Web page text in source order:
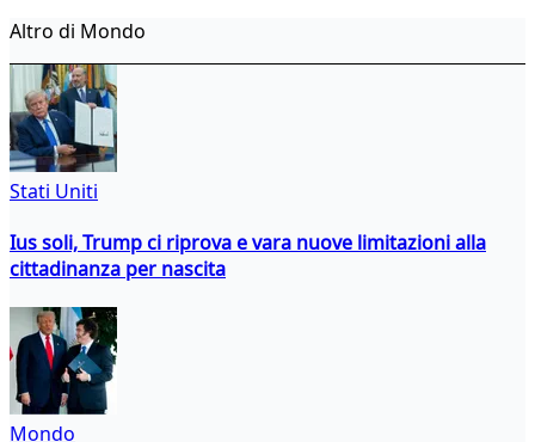
Altro di Mondo
Stati Uniti
Ius soli, Trump ci riprova e vara nuove limitazioni alla
cittadinanza per nascita
Mondo